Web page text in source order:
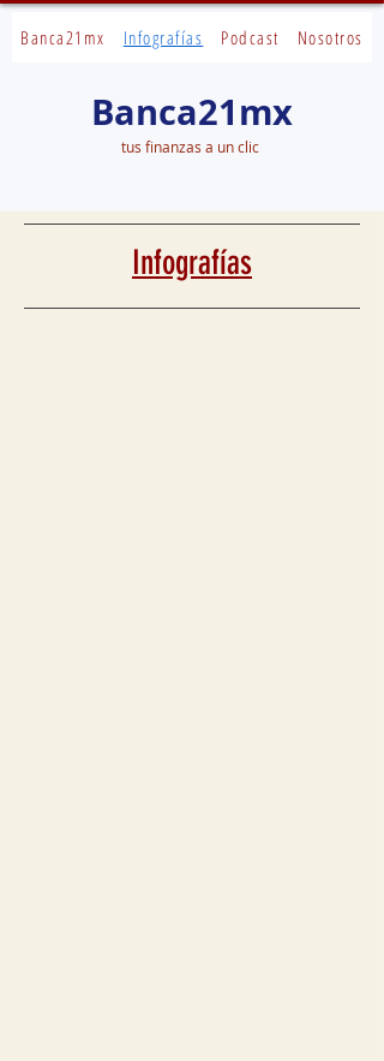
Banca21mx Infografías Podcast Nosotros
Banca21mx
tus finanzas a un clic
Infografías